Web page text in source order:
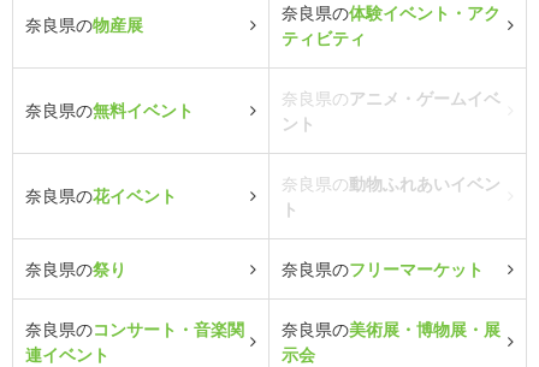
奈良県の物産展
奈良県の体験イベント・アク
ティビティ
奈良県の無料イベント
奈良県のアニメ・ゲームイベ
ント
奈良県の花イベント
奈良県の動物ふれあいイベン
ト
奈良県の祭り 奈良県のフリーマーケット
奈良県のコンサート・音楽関
連イベント
奈良県の美術展・博物展・展
示会